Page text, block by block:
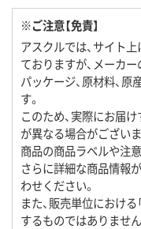
※ご注意【免責】
アスクルでは、サイト
ておりますが、メーカー
パッケージ、原材料、
す。
このため、実際にお届
が異なる場合がござい
商品の商品ラベルや注
さらに詳細な商品情報
わせください。
また、販売単位におけ
するものではありませ